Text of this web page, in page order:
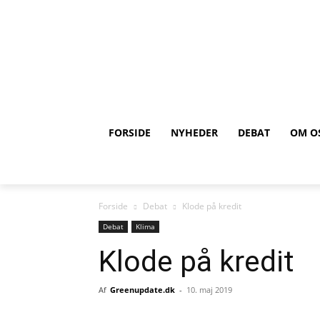
FORSIDE NYHEDER DEBAT OM
Forside Debat Klode på kredit
Debat Klima
Klode på kredit
Af Greenupdate.dk - 10. maj 2019